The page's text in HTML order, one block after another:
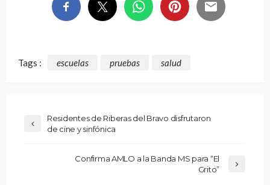
Tags : escuelas pruebas salud
Residentes de Riberas del Bravo disfrutaron
de cine y sinfónica
Confirma AMLO a la Banda MS para “El
Grito”